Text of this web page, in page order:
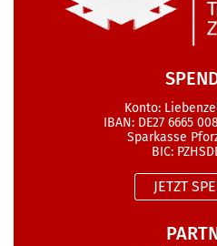
Konto:
IBAN: DE27 6665
Sparkasse
BIC:
JETZT